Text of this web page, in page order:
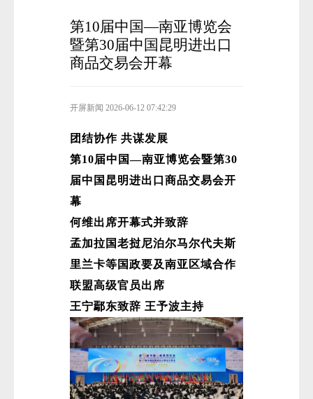
第10届中国—南亚博览会
暨第30届中国昆明进出口
商品交易会开幕
开屏新闻 2026-06-12 07:42:29
团结协作 共谋发展
第10届中国—南亚博览会暨第30
届中国昆明进出口商品交易会开
幕
何维出席开幕式并致辞
孟加拉国老挝尼泊尔马尔代夫斯
里兰卡等国政要及南亚区域合作
联盟高级官员出席
王宁鄢东致辞 王予波主持